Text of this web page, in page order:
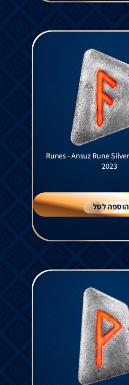
Runes - Ansuz Rune Silver Cast Bar 1 Oz
2023
הוספה לסל